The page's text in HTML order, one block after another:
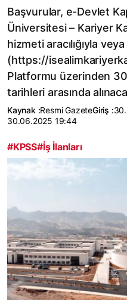
Başvurular, e-Devlet
Üniversitesi – Kariyer
hizmeti aracılığıyla
(https://
Platformu üzerinden
tarihleri arasında
Kaynak :Resmi GazeteGiriş :
30.06.2025 19:44
#KPSS#İş İlanları